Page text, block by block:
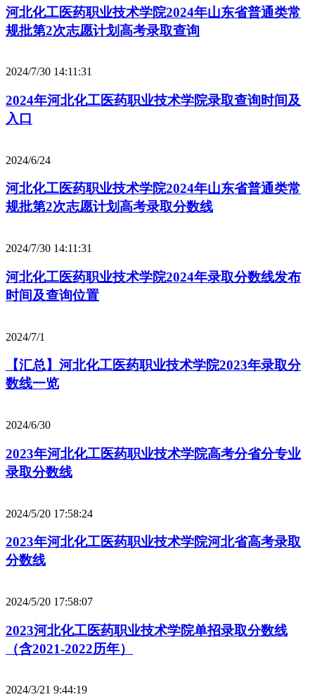
河北化工医药职业技术学院2024年山东省普通类常
规批第2次志愿计划高考录取查询
2024/7/30 14:11:31
2024年河北化工医药职业技术学院录取查询时间及
入口
2024/6/24
河北化工医药职业技术学院2024年山东省普通类常
规批第2次志愿计划高考录取分数线
2024/7/30 14:11:31
河北化工医药职业技术学院2024年录取分数线发布
时间及查询位置
2024/7/1
【汇总】河北化工医药职业技术学院2023年录取分
数线一览
2024/6/30
2023年河北化工医药职业技术学院高考分省分专业
录取分数线
2024/5/20 17:58:24
2023年河北化工医药职业技术学院河北省高考录取
分数线
2024/5/20 17:58:07
2023河北化工医药职业技术学院单招录取分数线
（含2021-2022历年）
2024/3/21 9:44:19